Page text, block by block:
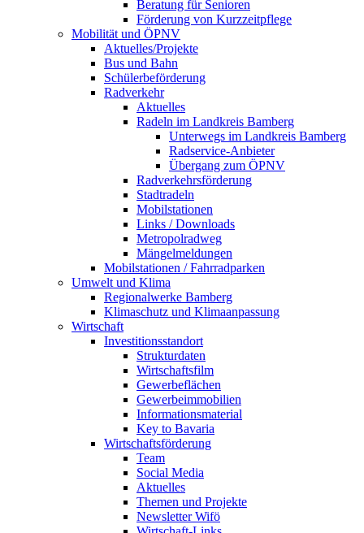
Beratung für Senioren
Förderung von Kurzzeitpflege
Mobilität und ÖPNV
Aktuelles/Projekte
Bus und Bahn
Schülerbeförderung
Radverkehr
Aktuelles
Radeln im Landkreis Bamberg
Unterwegs im Landkreis Bamberg
Radservice-Anbieter
Übergang zum ÖPNV
Radverkehrsförderung
Stadtradeln
Mobilstationen
Links / Downloads
Metropolradweg
Mängelmeldungen
Mobilstationen / Fahrradparken
Umwelt und Klima
Regionalwerke Bamberg
Klimaschutz und Klimaanpassung
Wirtschaft
Investitionsstandort
Strukturdaten
Wirtschaftsfilm
Gewerbeflächen
Gewerbeimmobilien
Informationsmaterial
Key to Bavaria
Wirtschaftsförderung
Team
Social Media
Aktuelles
Themen und Projekte
Newsletter Wifö